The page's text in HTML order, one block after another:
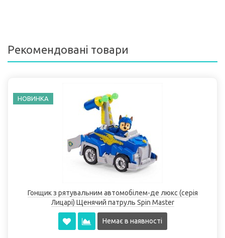
Рекомендовані товари
НОВИНКА
Гонщик з рятувальним автомобілем-де люкс (серія
Лицарі) Щенячий патруль Spin Master
Немає в наявності